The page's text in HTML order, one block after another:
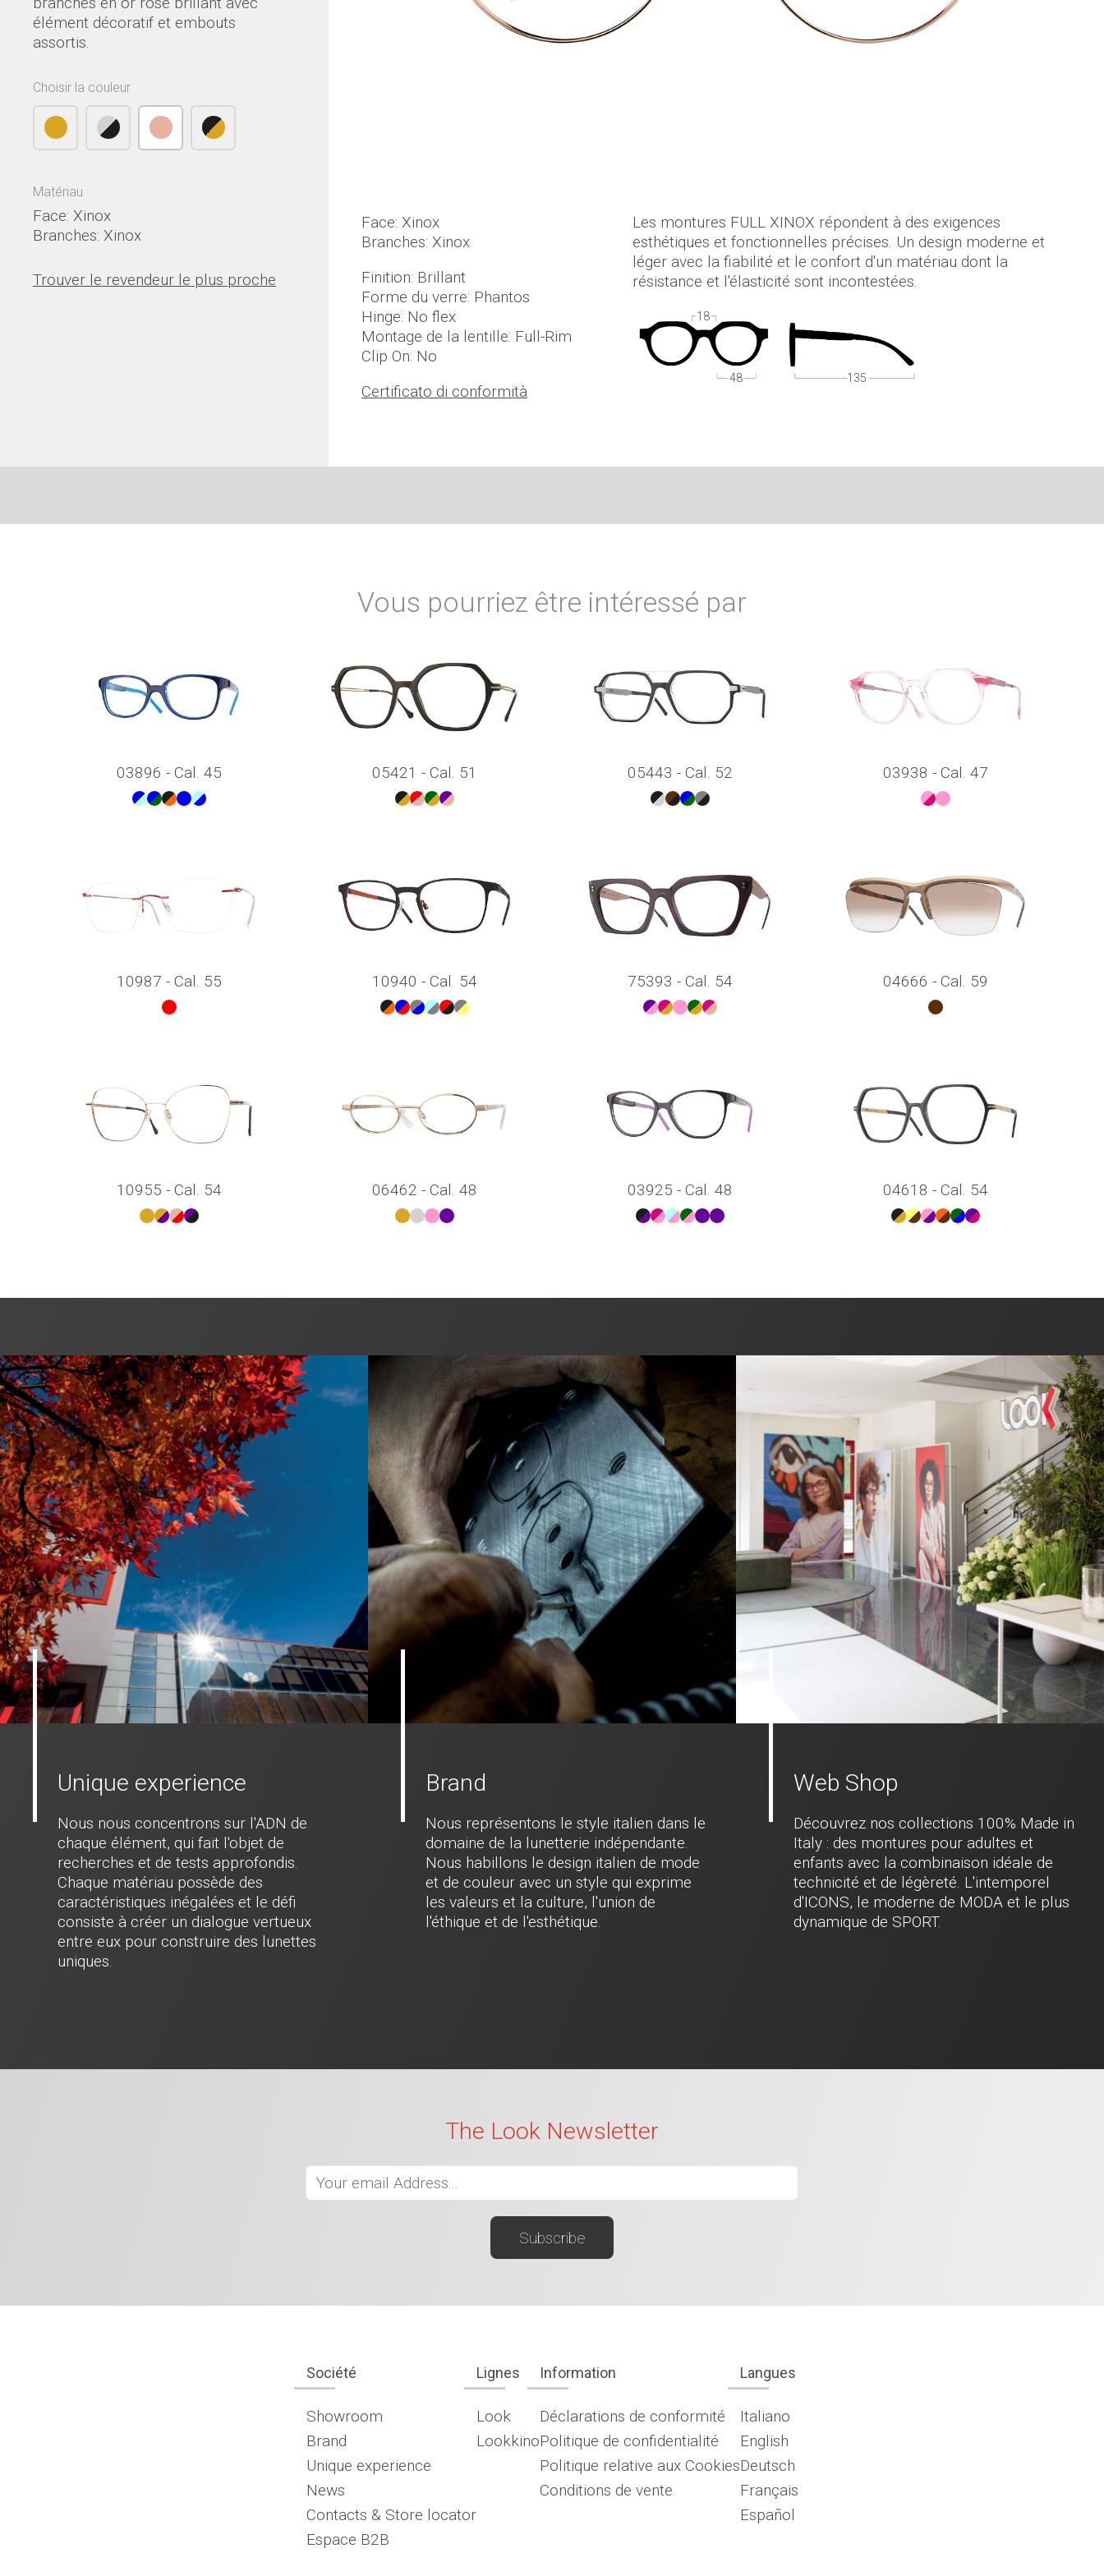
élément décoratif et embouts
assortis.
Choisir la couleur
Matériau
Face: Xinox
Branches: Xinox
Trouver le revendeur le plus proche
Face: Xinox
Branches: Xinox
Finition: Brillant
Forme du verre: Phantos
Hinge: No flex
Montage de la lentille: Full-Rim
Clip On: No
Certificato di conformità
Les montures FULL XINOX répondent à des exigences
esthétiques et fonctionnelles précises. Un design moderne et
léger avec la fiabilité et le confort d'un matériau dont la
résistance et l'élasticité sont incontestées.
48
18
135
Vous pourriez être intéressé par
03896 - Cal. 45 05421 - Cal. 51 05443 - Cal. 52 03938 - Cal. 47
10987 - Cal. 55 10940 - Cal. 54 75393 - Cal. 54 04666 - Cal. 59
10955 - Cal. 54 06462 - Cal. 48 03925 - Cal. 48 04618 - Cal. 54
Unique experience
Nous nous concentrons sur l'ADN de
chaque élément, qui fait l'objet de
recherches et de tests approfondis.
Chaque matériau possède des
caractéristiques inégalées et le défi
consiste à créer un dialogue vertueux
entre eux pour construire des lunettes
uniques.
Brand
Nous représentons le style italien dans le
domaine de la lunetterie indépendante.
Nous habillons le design italien de mode
et de couleur avec un style qui exprime
les valeurs et la culture, l'union de
l'éthique et de l'esthétique.
Web Shop
Découvrez nos collections 100% Made in
Italy : des montures pour adultes et
enfants avec la combinaison idéale de
technicité et de légèreté. L'intemporel
d'ICONS, le moderne de MODA et le plus
dynamique de SPORT.
The Look Newsletter
Société
Showroom
Brand
Unique experience
News
Contacts & Store locator
Espace B2B
Lignes
Look
Lookkino
Information
Déclarations de conformité
Politique de confidentialité
Politique relative aux Cookies
Conditions de vente
Langues
Italiano
English
Deutsch
Français
Español